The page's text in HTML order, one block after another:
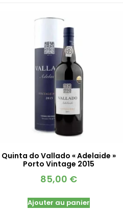
Quinta do Vallado « Adelaide »
Porto Vintage 2015
85,00 €
Ajouter au panier